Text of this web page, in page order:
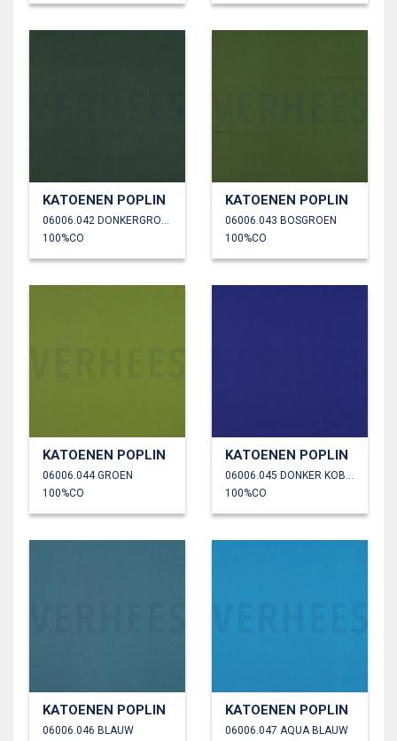
KATOENEN POPLIN
06006.042 DONKERGROEN
100%CO
KATOENEN POPLIN
06006.043 BOSGROEN
100%CO
KATOENEN POPLIN
06006.044 GROEN
100%CO
KATOENEN POPLIN
06006.045 DONKER KOBALTBLAUW
100%CO
KATOENEN POPLIN
06006.046 BLAUW
KATOENEN POPLIN
06006.047 AQUA BLAUW